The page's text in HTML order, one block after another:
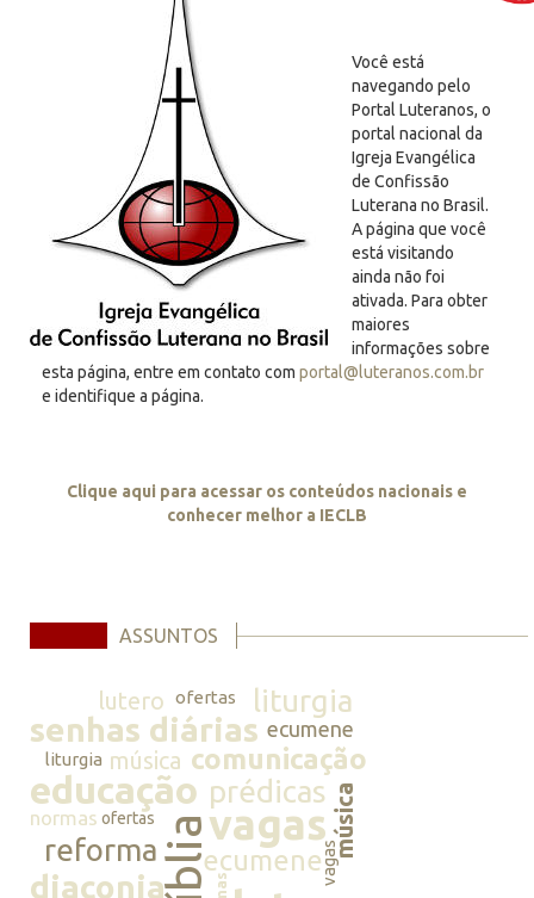
Você está
navegando pelo
Portal Luteranos, o
portal nacional da
Igreja Evangélica
de Confissão
Luterana no Brasil.
A página que você
está visitando
ainda não foi
ativada. Para obter
maiores
informações sobre
esta página, entre em contato com portal@luteranos.com.br
e identifique a página.
Clique aqui para acessar os conteúdos nacionais e
conhecer melhor a IECLB
ASSUNTOS
lutero ofertas liturgia
senhas diárias ecumene
liturgia música comunicação
educação prédicasmúsica
normas ofertasbíbliavagas
reforma
diaconia
ecumenevagas